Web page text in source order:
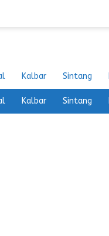
Kalbar Sintang
Kalbar Sintang